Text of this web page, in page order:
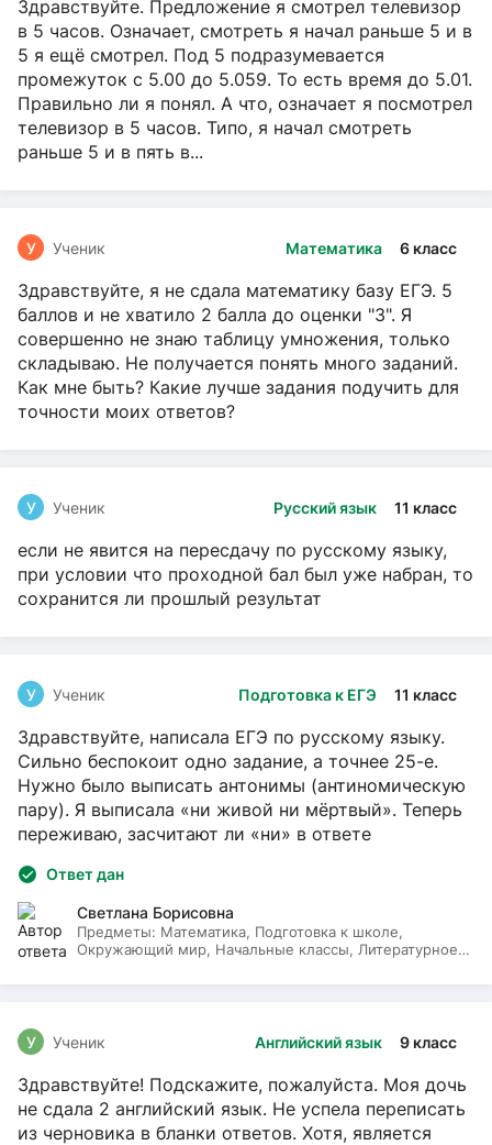
Здравствуйте. Предложение я смотрел телевизор
в 5 часов. Означает, смотреть я начал раньше 5 и в
5 я ещё смотрел. Под 5 подразумевается
промежуток с 5.00 до 5.059. То есть время до 5.01.
Правильно ли я понял. А что, означает я посмотрел
телевизор в 5 часов. Типо, я начал смотреть
раньше 5 и в пять в...
Математика 6 класс
У Ученик
Здравствуйте, я не сдала математику базу ЕГЭ. 5
баллов и не хватило 2 балла до оценки "3". Я
совершенно не знаю таблицу умножения, только
складываю. Не получается понять много заданий.
Как мне быть? Какие лучше задания подучить для
точности моих ответов?
Русский язык 11 класс
У Ученик
если не явится на пересдачу по русскому языку,
при условии что проходной бал был уже набран, то
сохранится ли прошлый результат
Подготовка к ЕГЭ 11 класс
У Ученик
Здравствуйте, написала ЕГЭ по русскому языку.
Сильно беспокоит одно задание, а точнее 25-е.
Нужно было выписать антонимы (антиномическую
пару). Я выписала «ни живой ни мёртвый». Теперь
переживаю, засчитают ли «ни» в ответе
Ответ дан
Светлана Борисовна
Предметы: Математика, Подготовка к школе,
Окружающий мир, Начальные классы, Литературное
Английский язык 9 класс
У Ученик
Здравствуйте! Подскажите, пожалуйста. Моя дочь
не сдала 2 английский язык. Не успела переписать
из черновика в бланки ответов. Хотя, является